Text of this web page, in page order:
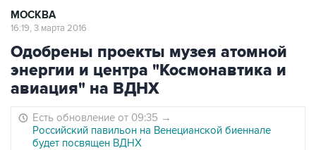
МОСКВА
16:19, 3 марта 2016
Одобрены проекты музея атомной
энергии и центра "Космонавтика и
авиация" на ВДНХ
Есть обновление от 09:35 →
Российский павильон на Венецианской биеннале
будет посвящен ВДНХ